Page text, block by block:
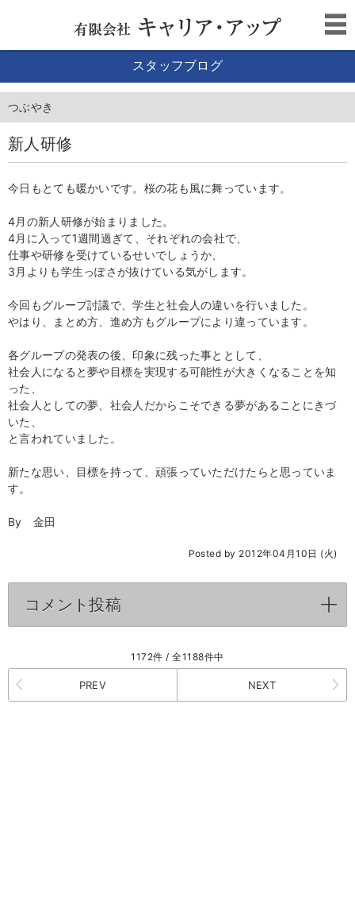
スタッフブログ
つぶやき
新人研修
今日もとても暖かいです。桜の花も風に舞っています。
4月の新人研修が始まりました。
4月に入って1週間過ぎて、それぞれの会社で、
仕事や研修を受けているせいでしょうか、
3月よりも学生っぽさが抜けている気がします。
今回もグループ討議で、学生と社会人の違いを行いました。
やはり、まとめ方、進め方もグループにより違っています。
各グループの発表の後、印象に残った事ととして、
社会人になると夢や目標を実現する可能性が大きくなることを知
った、
社会人としての夢、社会人だからこそできる夢があることにきづ
いた、
と言われていました。
新たな思い、目標を持って、頑張っていただけたらと思っていま
す。
By 金田
Posted by 2012年04月10日 (火)
コメント投稿
1172件 / 全1188件中
PREV NEXT